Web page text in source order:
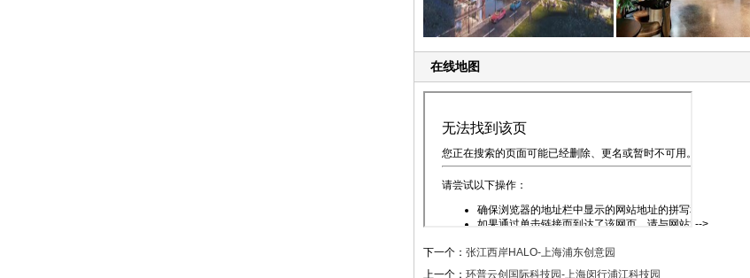
在线地图
-->
下一个： 张江西岸HALO-上海浦东创意园
上一个： 环普云创国际科技园-上海闵行浦江科技园